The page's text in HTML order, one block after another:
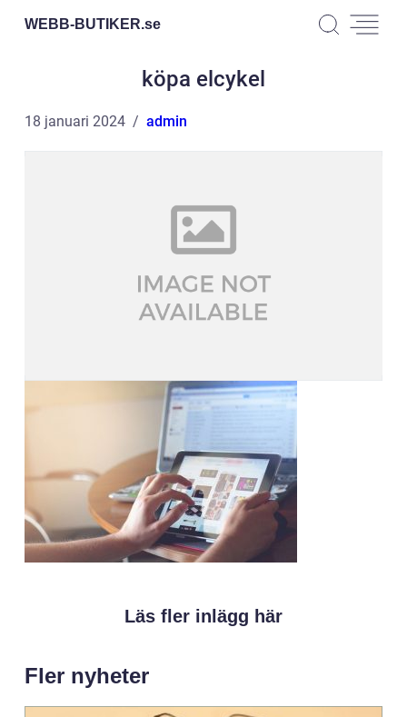
WEBB-BUTIKER.se
köpa elcykel
18 januari 2024 admin
Läs fler inlägg här
Fler nyheter